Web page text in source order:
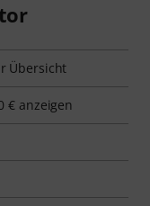
Übersicht
€ anzeigen